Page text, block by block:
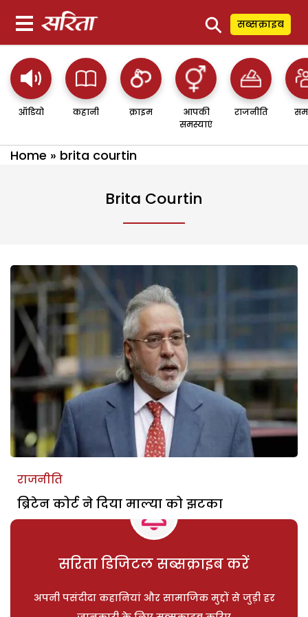
⚲ सब्सक्राइब
ऑडियो कहानी क्राइम
आपकी
समस्याएं
राजनीति
Home » brita courtin
Brita Courtin
राजनीति
ब्रिटेन कोर्ट ने दिया माल्या को झटका
सरिता डिजिटल सब्सक्राइब करें
अपनी पसंदीदा कहानियां और सामाजिक मुद्दों से जुड़ी हर